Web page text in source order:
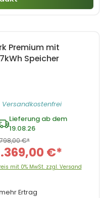
Premium mit
Speicher
Versandkostenfrei
Lieferung ab dem
19.08.26
€*
€*
mit 0% MwSt. zzgl. Versand
Ertrag